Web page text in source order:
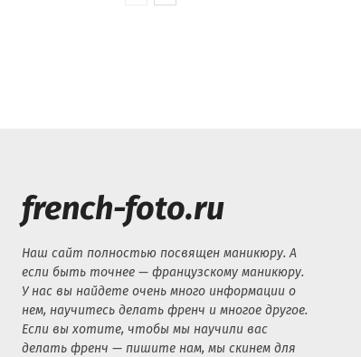
french-foto.ru
Наш сайт полностью посвящен маникюру. А
если быть точнее — французскому маникюру.
У нас вы найдете очень много информации о
нем, научитесь делать френч и многое другое.
Если вы хотите, чтобы мы научили вас
делать френч — пишите нам, мы скинем для